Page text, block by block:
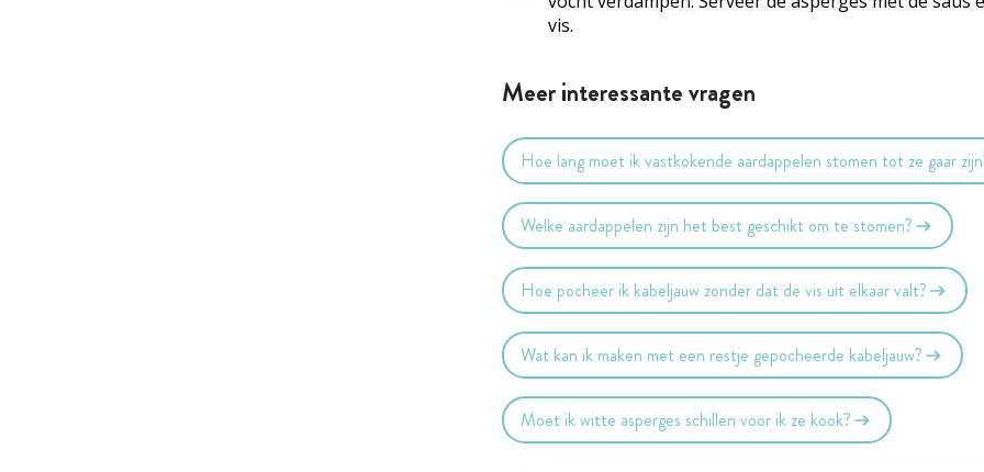
vis.
Meer interessante vragen
Hoe lang moet ik vastkokende aardappelen stomen tot ze gaar
Welke aardappelen zijn het best geschikt om te stomen?
Hoe pocheer ik kabeljauw zonder dat de vis uit elkaar valt?
Wat kan ik maken met een restje gepocheerde kabeljauw?
Moet ik witte asperges schillen voor ik ze kook?